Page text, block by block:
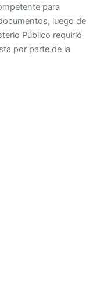
para
luego de
Público requirió
por parte de la